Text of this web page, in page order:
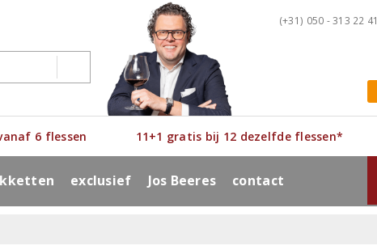
(+31) 050 - 313 22 41
6 flessen 11+1 gratis bij 12 dezelfde flessen*
exclusief Jos Beeres contact